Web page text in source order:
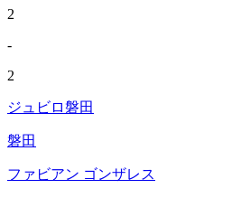
2
-
2
ジュビロ磐田
磐田
ファビアン ゴンザレス